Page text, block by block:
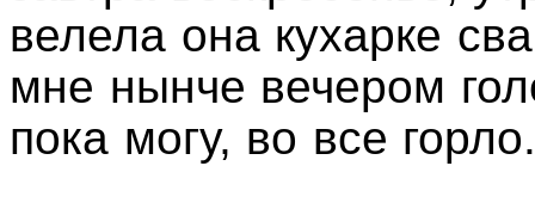
велела она кухарке
мне нынче вечером
пока могу, во все